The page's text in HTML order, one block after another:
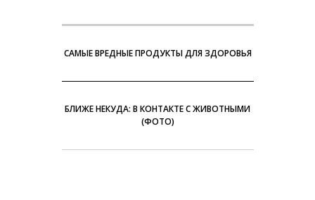
САМЫЕ ВРЕДНЫЕ ПРОДУКТЫ ДЛЯ ЗДОРОВЬЯ
БЛИЖЕ НЕКУДА: В КОНТАКТЕ С ЖИВОТНЫМИ
(ФОТО)